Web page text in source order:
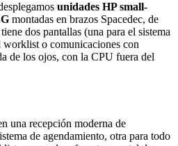
unidades HP small-
montadas en brazos Spacedec, de
dos pantallas (una para el sistema
worklist o comunicaciones con
de los ojos, con la CPU fuera del
una recepción moderna de
de agendamiento, otra para todo